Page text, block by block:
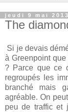
jeudi 9 mai 2013
The
Si je devais
à Greenpoint
? Parce que ce
regroupés les
branché mais
agréable. On
peu de traffic et